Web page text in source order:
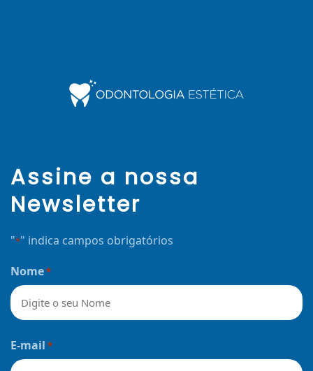
Assine a nossa
Newsletter
"*" indica campos obrigatórios
Nome*
E-mail *